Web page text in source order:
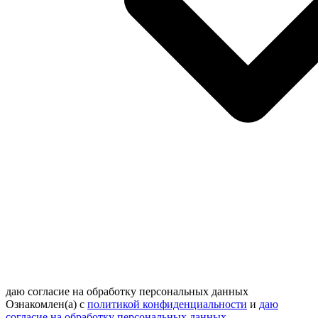
даю согласие на обработку персональных данных
Ознакомлен(а) с политикой конфиденциальности и даю